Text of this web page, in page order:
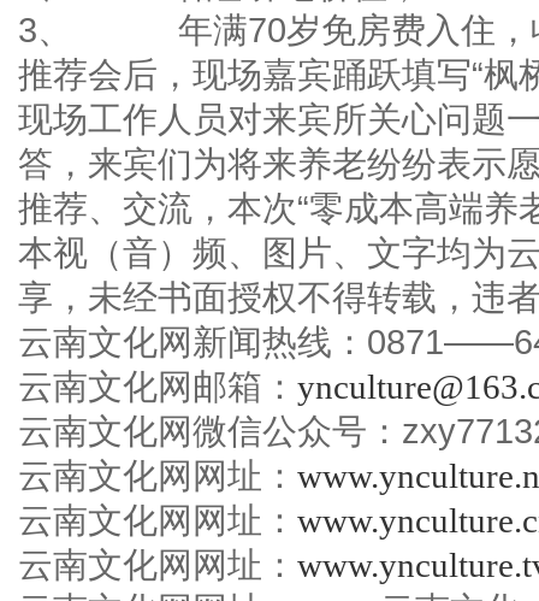
3、 年满70岁免房费入住，
推荐会后，现场嘉宾踊跃填写“枫
现场工作人员对来宾所关心问题
答，来宾们为将来养老纷纷表示
推荐、交流，本次“零成本高端养
本视（音）频、图片、文字均为
享，未经书面授权不得转载，违
云南文化网新闻热线：
云南文化网邮箱：
云南文化网微信公众号：
云南文化网网址：
云南文化网网址：
云南文化网网址：